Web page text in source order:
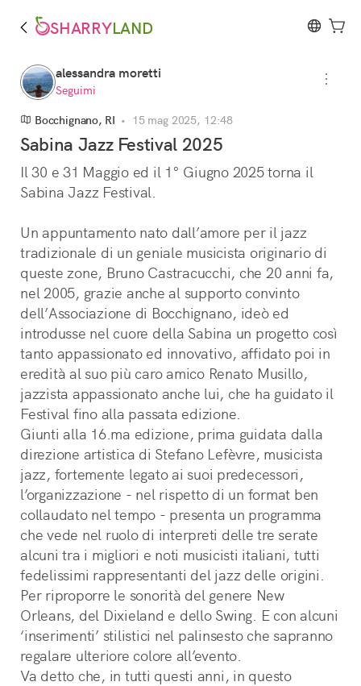
SHARRYLAND
alessandra moretti
Seguimi
Bocchignano, RI • 15 mag 2025, 12:48
Sabina Jazz Festival 2025
Il 30 e 31 Maggio ed il 1° Giugno 2025 torna il
Sabina Jazz Festival.
Un appuntamento nato dall’amore per il jazz
tradizionale di un geniale musicista originario di
queste zone, Bruno Castracucchi, che 20 anni fa,
nel 2005, grazie anche al supporto convinto
dell’Associazione di Bocchignano, ideò ed
introdusse nel cuore della Sabina un progetto così
tanto appassionato ed innovativo, affidato poi in
eredità al suo più caro amico Renato Musillo,
jazzista appassionato anche lui, che ha guidato il
Festival fino alla passata edizione.
Giunti alla 16.ma edizione, prima guidata dalla
direzione artistica di Stefano Lefèvre, musicista
jazz, fortemente legato ai suoi predecessori,
l’organizzazione - nel rispetto di un format ben
collaudato nel tempo - presenta un programma
che vede nel ruolo di interpreti delle tre serate
alcuni tra i migliori e noti musicisti italiani, tutti
fedelissimi rappresentanti del jazz delle origini.
Per riproporre le sonorità del genere New
Orleans, del Dixieland e dello Swing. E con alcuni
‘inserimenti’ stilistici nel palinsesto che sapranno
regalare ulteriore colore all’evento.
Va detto che, in tutti questi anni, in questo